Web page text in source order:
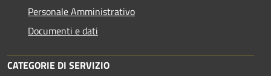
Personale Amministrativo
Documenti e dati
CATEGORIE DI SERVIZIO